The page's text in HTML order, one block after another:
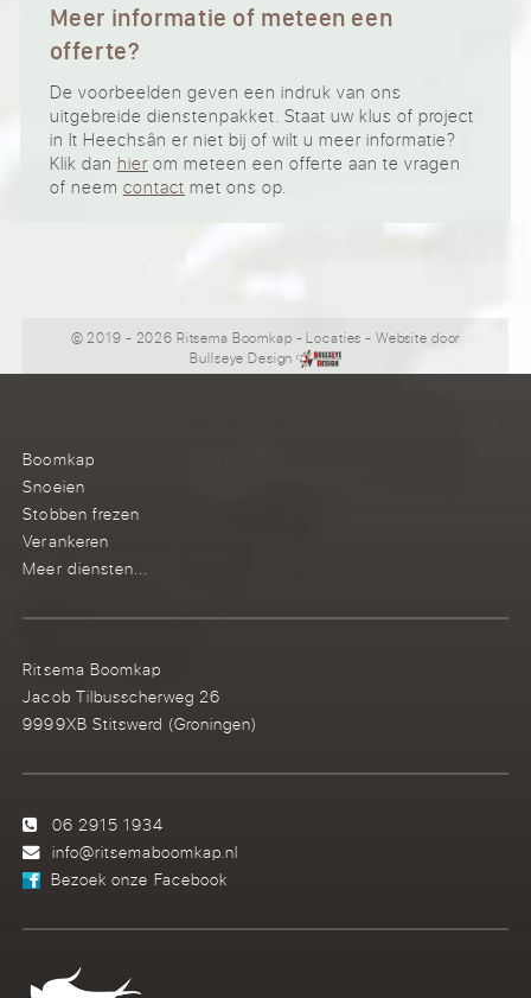
Meer informatie of meteen een
offerte?
De voorbeelden geven een indruk van ons
uitgebreide dienstenpakket. Staat uw klus of project
in It Heechsân er niet bij of wilt u meer informatie?
Klik dan hierom meteen een offerte aan te vragen
of neem contact met ons op.
© 2019 - 2026 Ritsema Boomkap -Locaties - Website door
Bullseye Design
Boomkap
Snoeien
Stobben frezen
Verankeren
Meer diensten...
Ritsema Boomkap
Jacob Tilbusscherweg 26
9999XB Stitswerd (Groningen)
06 2915 1934
info@ritsemaboomkap.nl
Bezoek onze Facebook